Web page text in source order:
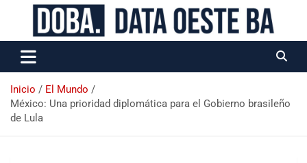
Data Oeste BA
Inicio
El Mundo
México: Una prioridad diplomática para el Gobierno brasileño
de Lula